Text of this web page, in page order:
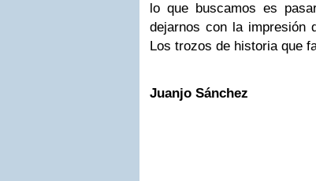
lo que buscamos es
dejarnos con la impresión
Los trozos de historia que
Juanjo Sánchez